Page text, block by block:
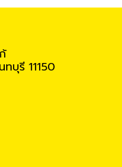
บุรี 11150